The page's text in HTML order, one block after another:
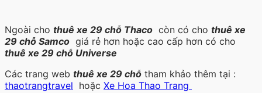
Ngoài cho thuê xe 29 chỗ Thaco còn có cho thuê xe
29 chỗ Samco giá rẻ hơn hoặc cao cấp hơn có cho
thuê xe 29 chỗ Universe
Các trang web thuê xe 29 chỗ tham khảo thêm tại :
thaotrangtravel hoặc Xe Hoa Thao Trang